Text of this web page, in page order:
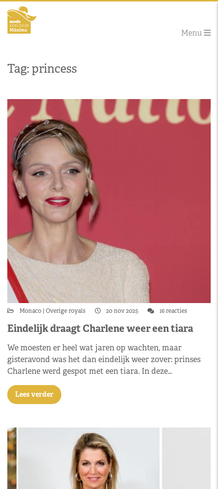
Menu
Tag: princess
Monaco Overige royals 20 nov 2025 16 reacties
Eindelijk draagt Charlene weer een tiara
We moesten er heel wat jaren op wachten, maar
gisteravond was het dan eindelijk weer zover: prinses
Charlene werd gespot met een tiara. In deze…
Lees verder